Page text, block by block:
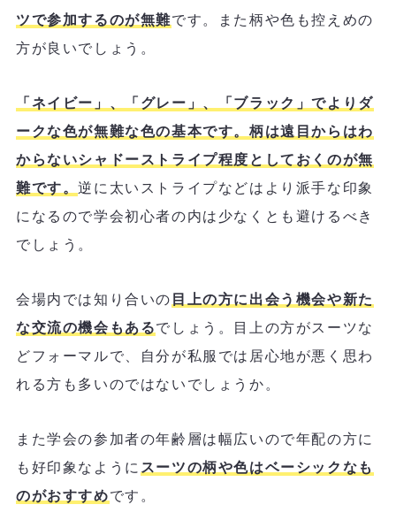
ツで参加するのが無難です。また柄や色も控えめの
方が良いでしょう。
「ネイビー」、「グレー」、「ブラック」でよりダ
ークな色が無難な色の基本です。柄は遠目からはわ
からないシャドーストライプ程度としておくのが無
難です。逆に太いストライプなどはより派手な印象
になるので学会初心者の内は少なくとも避けるべき
でしょう。
会場内では知り合いの 目上の方に出会う機会や新た
な交流の機会もあるでしょう。目上の方がスーツな
どフォーマルで、自分が私服では居心地が悪く思わ
れる方も多いのではないでしょうか。
また学会の参加者の年齢層は幅広いので年配の方に
も好印象なように スーツの柄や色はベーシックなも
のがおすすめです。